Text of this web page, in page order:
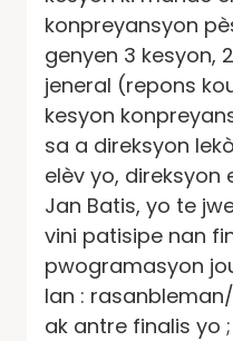
konpreyansyon
genyen 3 kesyon,
jeneral (repons
kesyon
sa a direksyon
elèv yo, direksyon
Jan Batis, yo te
vini patisipe nan
pwogramasyon
lan :
ak antre finalis yo